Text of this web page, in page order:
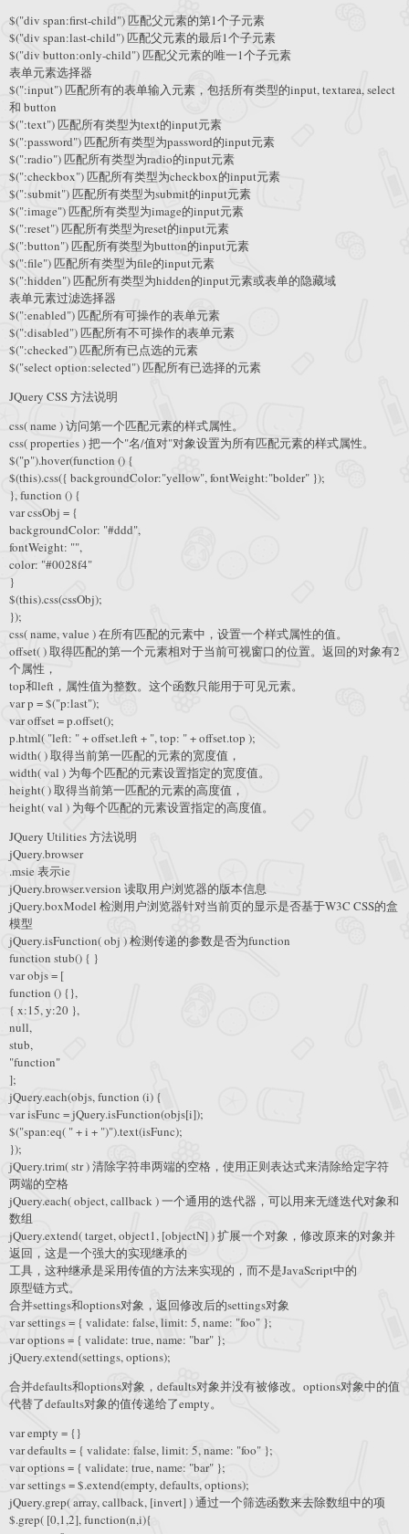
$("div span:first-child") 匹配父元素的第1个子元素
$("div span:last-child") 匹配父元素的最后1个子元素
$("div button:only-child") 匹配父元素的唯一1个子元素
表单元素选择器
$(":input") 匹配所有的表单输入元素，包括所有类型的input, textarea, select
和 button
$(":text") 匹配所有类型为text的input元素
$(":password") 匹配所有类型为password的input元素
$(":radio") 匹配所有类型为radio的input元素
$(":checkbox") 匹配所有类型为checkbox的input元素
$(":submit") 匹配所有类型为submit的input元素
$(":image") 匹配所有类型为image的input元素
$(":reset") 匹配所有类型为reset的input元素
$(":button") 匹配所有类型为button的input元素
$(":file") 匹配所有类型为file的input元素
$(":hidden") 匹配所有类型为hidden的input元素或表单的隐藏域
表单元素过滤选择器
$(":enabled") 匹配所有可操作的表单元素
$(":disabled") 匹配所有不可操作的表单元素
$(":checked") 匹配所有已点选的元素
$("select option:selected") 匹配所有已选择的元素
JQuery CSS 方法说明
css( name ) 访问第一个匹配元素的样式属性。
css( properties ) 把一个"名/值对"对象设置为所有匹配元素的样式属性。
$("p").hover(function () {
$(this).css({ backgroundColor:"yellow", fontWeight:"bolder" });
}, function () {
var cssObj = {
backgroundColor: "#ddd",
fontWeight: "",
color: "#0028f4"
}
$(this).css(cssObj);
});
css( name, value ) 在所有匹配的元素中，设置一个样式属性的值。
offset( ) 取得匹配的第一个元素相对于当前可视窗口的位置。返回的对象有2
个属性，
top和left，属性值为整数。这个函数只能用于可见元素。
var p = $("p:last");
var offset = p.offset();
p.html( "left: " + offset.left + ", top: " + offset.top );
width( ) 取得当前第一匹配的元素的宽度值，
width( val ) 为每个匹配的元素设置指定的宽度值。
height( ) 取得当前第一匹配的元素的高度值，
height( val ) 为每个匹配的元素设置指定的高度值。
JQuery Utilities 方法说明
jQuery.browser
.msie 表示ie
jQuery.browser.version 读取用户浏览器的版本信息
jQuery.boxModel 检测用户浏览器针对当前页的显示是否基于W3C CSS的盒
模型
jQuery.isFunction( obj ) 检测传递的参数是否为function
function stub() { }
var objs = [
function () {},
{ x:15, y:20 },
null,
stub,
"function"
];
jQuery.each(objs, function (i) {
var isFunc = jQuery.isFunction(objs[i]);
$("span:eq( " + i + ")").text(isFunc);
});
jQuery.trim( str ) 清除字符串两端的空格，使用正则表达式来清除给定字符
两端的空格
jQuery.each( object, callback ) 一个通用的迭代器，可以用来无缝迭代对象和
数组
jQuery.extend( target, object1, [objectN] ) 扩展一个对象，修改原来的对象并
返回，这是一个强大的实现继承的
工具，这种继承是采用传值的方法来实现的，而不是JavaScript中的
原型链方式。
合并settings和options对象，返回修改后的settings对象
var settings = { validate: false, limit: 5, name: "foo" };
var options = { validate: true, name: "bar" };
jQuery.extend(settings, options);
合并defaults和options对象，defaults对象并没有被修改。options对象中的值
代替了defaults对象的值传递给了empty。
var empty = {}
var defaults = { validate: false, limit: 5, name: "foo" };
var options = { validate: true, name: "bar" };
var settings = $.extend(empty, defaults, options);
jQuery.grep( array, callback, [invert] ) 通过一个筛选函数来去除数组中的项
$.grep( [0,1,2], function(n,i){